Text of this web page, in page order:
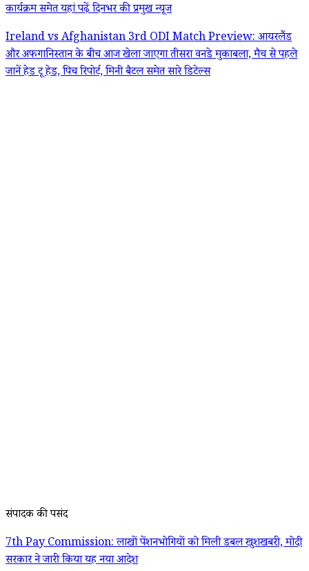
कार्यक्रम समेत यहां पढ़ें दिनभर की प्रमुख न्यूज
Ireland vs Afghanistan 3rd ODI Match Preview: आयरलैंड
और अफगानिस्तान के बीच आज खेला जाएगा तीसरा वनडे मुकाबला, मैच से पहले
जानें हेड टू हेड, पिच रिपोर्ट, मिनी बैटल समेत सारे डिटेल्स
संपादक की पसंद
7th Pay Commission: लाखों पेंशनभोगियों को मिली डबल खुशखबरी, मोदी
सरकार ने जारी किया यह नया आदेश